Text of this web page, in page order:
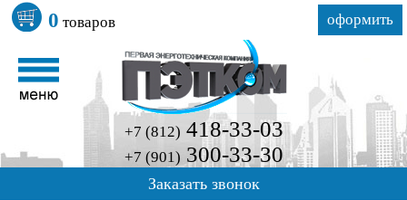
0 товаров оформить
+7 (812) 418-33-03
+7 (901) 300-33-30
Заказать звонок